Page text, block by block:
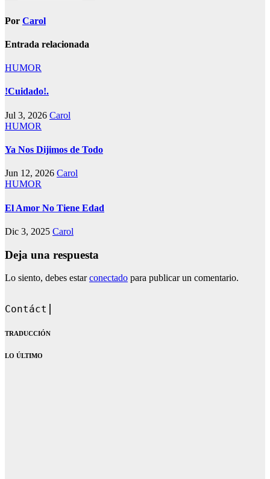
Por Carol
Entrada relacionada
HUMOR
!Cuidado!.
Jul 3, 2026 Carol
HUMOR
Ya Nos Dijimos de Todo
Jun 12, 2026 Carol
HUMOR
El Amor No Tiene Edad
Dic 3, 2025 Carol
Deja una respuesta
Lo siento, debes estarconectado para publicar un comentario.
Bienvenid
TRADUCCIÓN
LO ÚLTIMO